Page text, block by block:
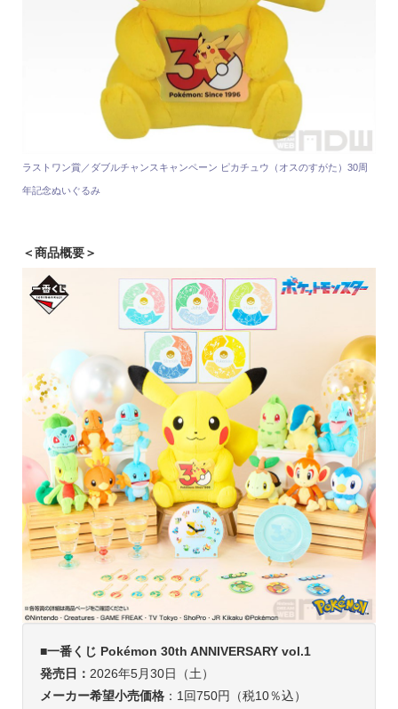
ラストワン賞／ダブルチャンスキャンペーン ピカチュウ（オスのすがた）30周
年記念ぬいぐるみ
＜商品概要＞
■一番くじ Pokémon 30th ANNIVERSARY vol.1
発売日： 2026年5月30日（土）
メーカー希望小売価格：1回750円（税10％込）